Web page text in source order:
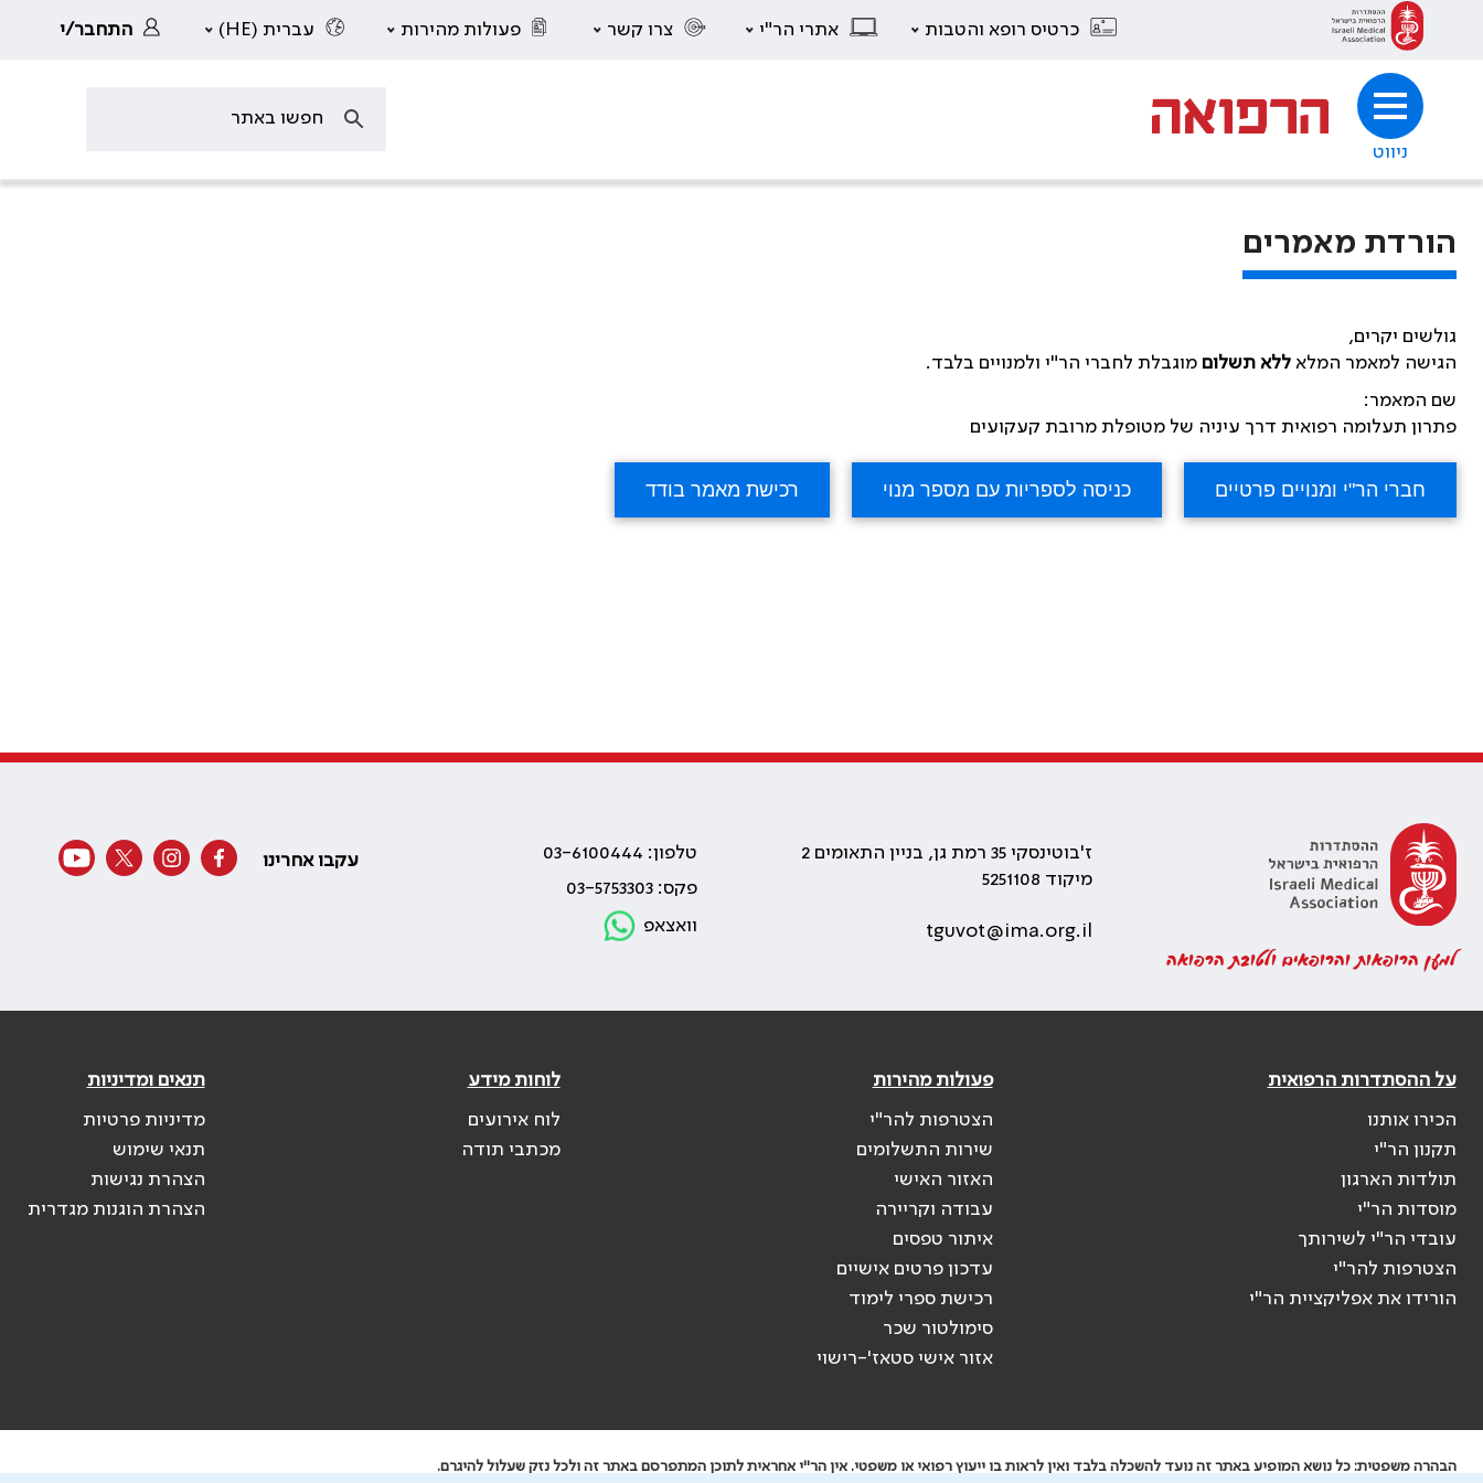
כרטיס רופא והטבות אתרי הר"י צרו קשר פעולות מהירות עברית (HE) התחבר/י
ניווט
הורדת מאמרים
גולשים יקרים,
הגישה למאמר המלאללא תשלום מוגבלת לחברי הר"י ולמנויים בלבד.
שם המאמר:
פתרון תעלומה רפואית דרך עיניה של מטופלת מרובת קעקועים
למען הרופאות והרופאים ולטובת הרפואה
ז'בוטינסקי 35 רמת גן, בניין התאומים 2
מיקוד 5251108
tguvot@ima.org.il
טלפון: 03-6100444
פקס: 03-5753303
וואצאפ
עקבו אחרינו
על ההסתדרות הרפואית
הכירו אותנו
תקנון הר"י
תולדות הארגון
מוסדות הר"י
עובדי הר"י לשירותך
הצטרפות להר"י
הורידו את אפליקציית הר"י
פעולות מהירות
הצטרפות להר"י
שירות התשלומים
האזור האישי
עבודה וקריירה
איתור טפסים
עדכון פרטים אישיים
רכישת ספרי לימוד
סימולטור שכר
אזור אישי סטאז'-רישוי
לוחות מידע
לוח אירועים
מכתבי תודה
תנאים ומדיניות
מדיניות פרטיות
תנאי שימוש
הצהרת נגישות
הצהרת הוגנות מגדרית
הבהרה משפטית: כל נושא המופיע באתר זה נועד להשכלה בלבד ואין לראות בו ייעוץ רפואי או משפטי. אין הר"י אחראית לתוכן המתפרסם באתר זה ולכל נזק שעלול להיגרם.